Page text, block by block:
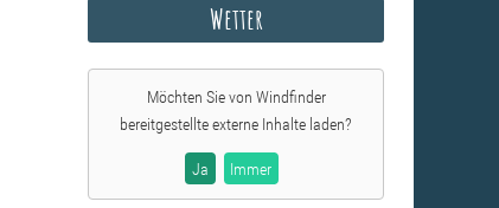
Wetter
Möchten Sie von Windfinder
bereitgestellte externe Inhalte laden?
Ja Immer